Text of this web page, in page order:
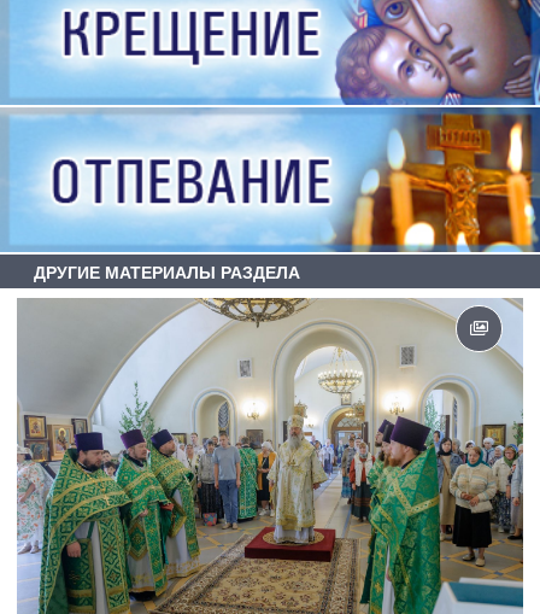
ДРУГИЕ МАТЕРИАЛЫ РАЗДЕЛА